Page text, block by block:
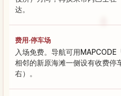
达。
费用·停车场
入场免费。导航可用
相邻的新原海滩一侧设有收费停
右）。